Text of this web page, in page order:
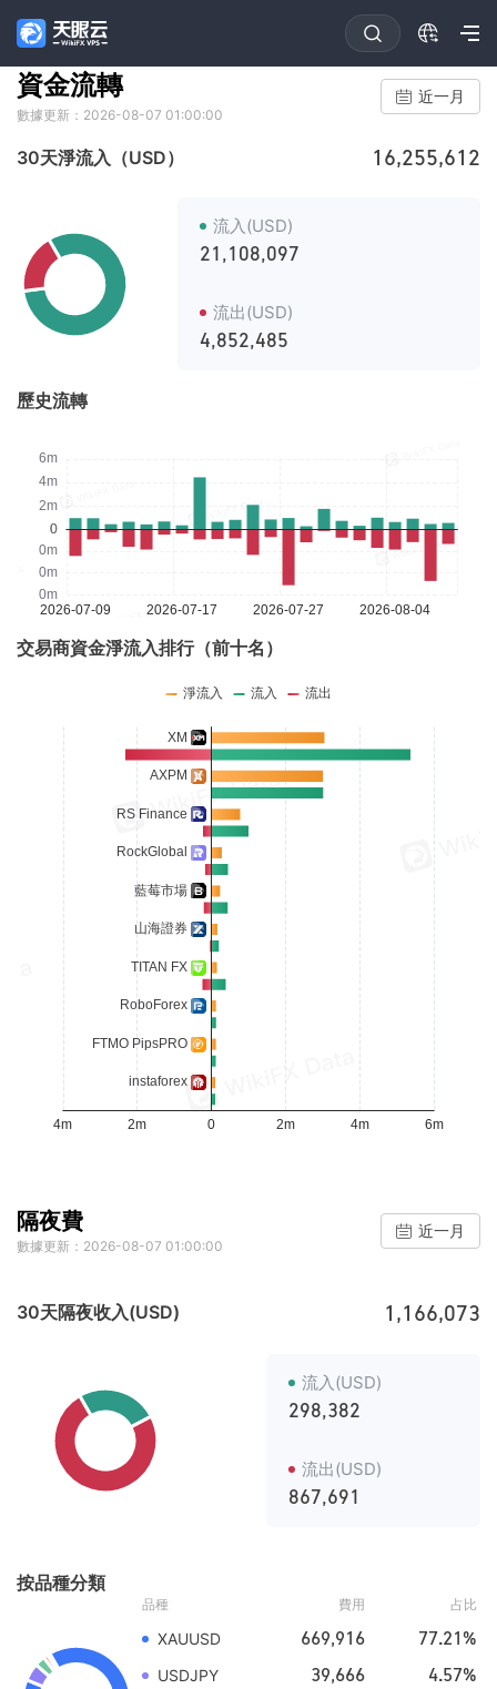
資金流轉
數據更新：2026-08-07 01:00:00
近一月
30天淨流入（USD） 16,255,612
流入(USD)
21,108,097
流出(USD)
4,852,485
歷史流轉
交易商資金淨流入排行（前十名）
隔夜費
數據更新：2026-08-07 01:00:00
近一月
30天隔夜收入(USD) 1,166,073
流入(USD)
298,382
流出(USD)
867,691
按品種分類
品種 費用 占比
XAUUSD 669,916 77.21%
USDJPY 39,666 4.57%